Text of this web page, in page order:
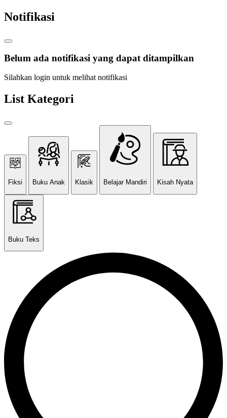
Notifikasi
Belum ada notifikasi yang dapat ditampilkan
Silahkan login untuk melihat notifikasi
List Kategori
Fiksi Buku Anak Klasik Belajar Mandiri Kisah Nyata
Buku Teks